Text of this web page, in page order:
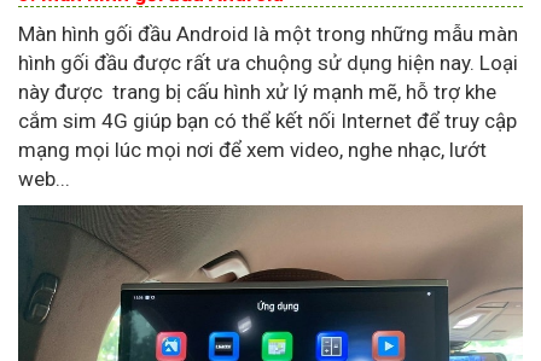
Màn hình gối đầu Android là một trong những mẫu màn
hình gối đầu được rất ưa chuộng sử dụng hiện nay. Loại
này được trang bị cấu hình xử lý mạnh mẽ, hỗ trợ khe
cắm sim 4G giúp bạn có thể kết nối Internet để truy cập
mạng mọi lúc mọi nơi để xem video, nghe nhạc, lướt
web...